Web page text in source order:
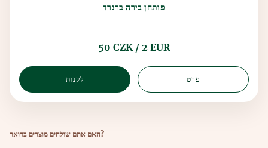
פותחן בירה ברנרד
50 CZK / 2 EUR
לקנות פרט
האם אתם שולחים מוצרים בדואר?